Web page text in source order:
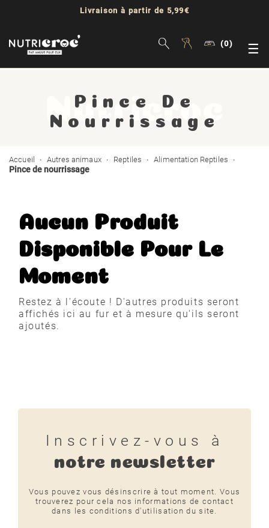
Livraison à partir de 5,99€
(0) ☰
Pince De
Nourrissage
Accueil Autres animaux Reptiles Alimentation Reptiles
Pince de nourrissage
Aucun Produit
Disponible Pour Le
Moment
Restez à l'écoute ! D'autres produits seront
affichés ici au fur et à mesure qu'ils seront
ajoutés.
Inscrivez-vous à
notre newsletter
Vous pouvez vous désinscrire à tout moment. Vous
trouverez pour cela nos informations de contact
dans les conditions d'utilisation du site.